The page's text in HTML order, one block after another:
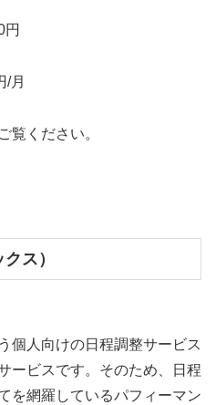
円
/月
ください。
ス）
個人向けの日程調整サービス
ービスです。そのため、日程
を網羅しているパフィーマン